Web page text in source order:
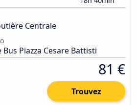
Centrale
Piazza Cesare Battisti
81 €
Trouvez